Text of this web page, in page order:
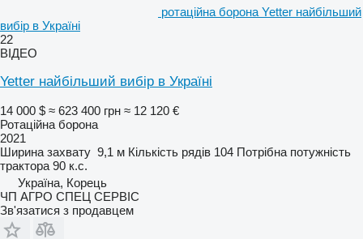
ротаційна борона Yetter найбільший
вибір в Україні
22
ВІДЕО
Yetter найбільший вибір в Україні
14 000 $ ≈ 623 400 грн ≈ 12 120 €
Ротаційна борона
2021
Ширина захвату 9,1 м Кількість рядів 104 Потрібна потужність
трактора 90 к.с.
Україна, Корець
ЧП АГРО СПЕЦ СЕРВІС
Зв'язатися з продавцем